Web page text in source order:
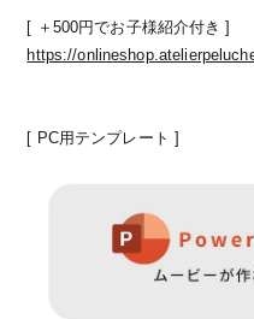
[ ＋500円でお子様紹介付き ]
https://
[ PC用テンプレート ]